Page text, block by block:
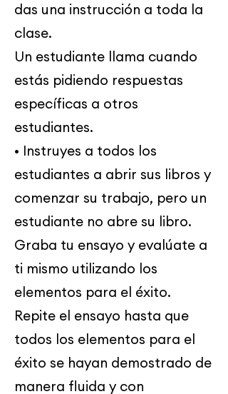
das una instrucción a toda la
clase.
Un estudiante llama cuando
estás pidiendo respuestas
específicas a otros
estudiantes.
• Instruyes a todos los
estudiantes a abrir sus libros y
comenzar su trabajo, pero un
estudiante no abre su libro.
Graba tu ensayo y evalúate a
ti mismo utilizando los
elementos para el éxito.
Repite el ensayo hasta que
todos los elementos para el
éxito se hayan demostrado de
manera fluida y con